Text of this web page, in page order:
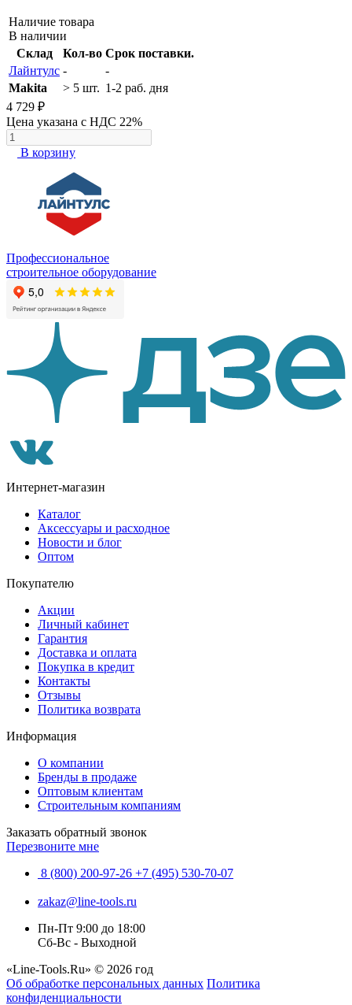
Наличие товара
В наличии
Склад
Кол-во Срок поставки.
Лайнтулс -
-
Makita
> 5 шт. 1-2 раб. дня
4 729 ₽
Цена указана с НДС 22%
В корзину
Профессиональное
строительное оборудование
Интернет-магазин
Каталог
Аксессуары и расходное
Новости и блог
Оптом
Покупателю
Акции
Личный кабинет
Гарантия
Доставка и оплата
Покупка в кредит
Контакты
Отзывы
Политика возврата
Информация
О компании
Бренды в продаже
Оптовым клиентам
Строительным компаниям
Заказать обратный звонок
Перезвоните мне
8 (800) 200-97-26 +7 (495) 530-70-07
zakaz@line-tools.ru
Пн-Пт 9:00 до 18:00
Сб-Вс - Выходной
«Line-Tools.Ru» © 2026 год
Об обработке персональных данных Политика
конфиденциальности